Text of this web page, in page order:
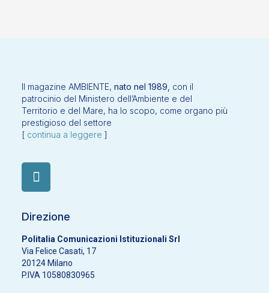
Il magazine AMBIENTE, nato nel 1989, con il
patrocinio del Ministero dell’Ambiente e del
Territorio e del Mare, ha lo scopo, come organo più
prestigioso del settore
[ continua a leggere ]
Direzione
Politalia Comunicazioni Istituzionali Srl
Via Felice Casati, 17
20124 Milano
P.IVA 10580830965